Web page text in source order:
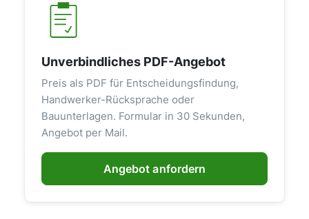
Unverbindliches PDF-Angebot
Preis als PDF für Entscheidungsfindung,
Handwerker-Rücksprache oder
Bauunterlagen. Formular in 30 Sekunden,
Angebot per Mail.
Angebot anfordern